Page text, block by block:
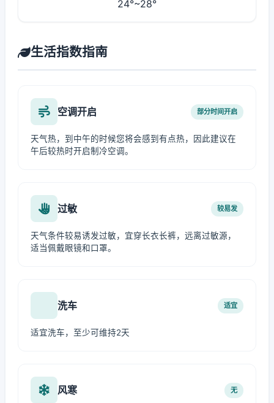
24°~28°
生活指数指南
空调开启 部分时间开启
天气热，到中午的时候您将会感到有点热，因此建议在
午后较热时开启制冷空调。
过敏 较易发
天气条件较易诱发过敏，宜穿长衣长裤，远离过敏源，
适当佩戴眼镜和口罩。
洗车 适宜
适宜洗车，至少可维持2天
风寒 无